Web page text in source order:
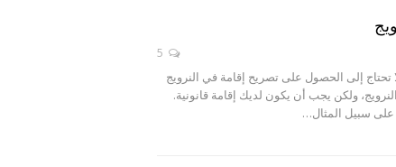
تحتاج إلى الحصول على تصريح إقامة في النرويج
ولكن يجب أن يكون لديك إقامة قانونية.
على سبيل المثال…